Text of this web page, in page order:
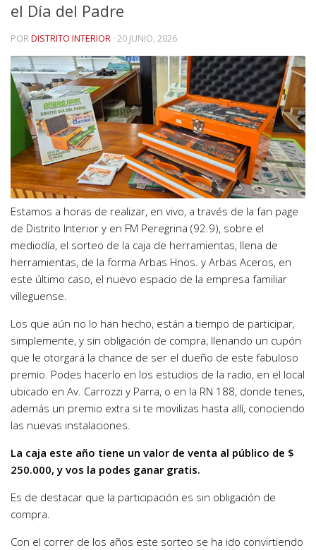
el Día del Padre
PORDISTRITO INTERIOR · 20 JUNIO, 2026
Estamos a horas de realizar, en vivo, a través de la fan page
de Distrito Interior y en FM Peregrina (92.9), sobre el
mediodía, el sorteo de la caja de herramientas, llena de
herramientas, de la forma Arbas Hnos. y Arbas Aceros, en
este último caso, el nuevo espacio de la empresa familiar
villeguense.
Los que aún no lo han hecho, están a tiempo de participar,
simplemente, y sin obligación de compra, llenando un cupón
que le otorgará la chance de ser el dueño de este fabuloso
premio. Podes hacerlo en los estudios de la radio, en el local
ubicado en Av. Carrozzi y Parra, o en la RN 188, donde tenes,
además un premio extra si te movilizas hasta allí, conociendo
las nuevas instalaciones.
La caja este año tiene un valor de venta al público de $
250.000, y vos la podes ganar gratis.
Es de destacar que la participación es sin obligación de
compra.
Con el correr de los años este sorteo se ha ido convirtiendo